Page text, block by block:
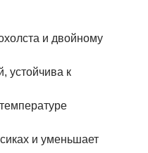
и двойному
устойчива к
и уменьшает